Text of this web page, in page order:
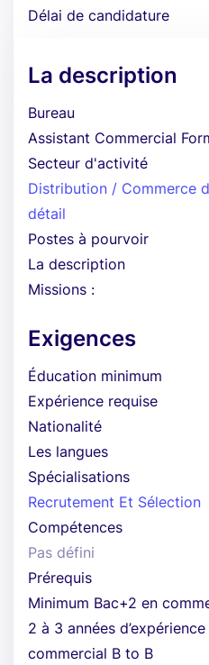
Délai de candidature
La description
Bureau
Assistant Commercial
Secteur d'activité
Distribution / Commerce
détail
Postes à pourvoir
La description
Missions :
Exigences
Éducation minimum
Expérience requise
Nationalité
Les langues
Spécialisations
Recrutement Et Sélection
Compétences
Pas défini
Prérequis
Minimum Bac+2 en
2 à 3 années
commercial B to B